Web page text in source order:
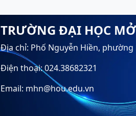
TRƯỜNG ĐẠI HỌC
Địa chỉ: Phố Nguyễn Hiền, phường
Điện thoại: 024.38682321
Email: mhn@hou.edu.vn